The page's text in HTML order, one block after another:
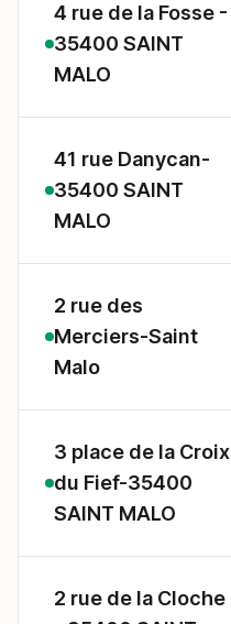
4 rue de la Fosse -
35400 SAINT
MALO
41 rue Danycan-
35400 SAINT
MALO
2 rue des
Merciers-Saint
Malo
3 place de la Croix
du Fief-35400
SAINT MALO
2 rue de la Cloche